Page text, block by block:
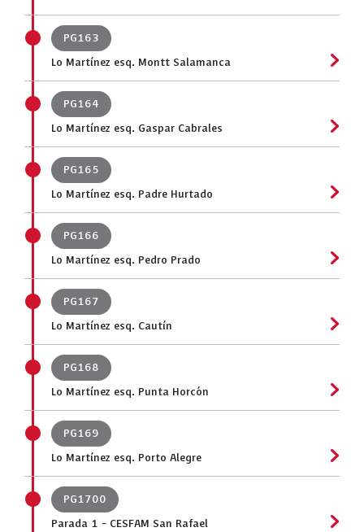
PG163
Lo Martínez esq. Montt Salamanca
PG164
Lo Martínez esq. Gaspar Cabrales
PG165
Lo Martínez esq. Padre Hurtado
PG166
Lo Martínez esq. Pedro Prado
PG167
Lo Martínez esq. Cautín
PG168
Lo Martínez esq. Punta Horcón
PG169
Lo Martínez esq. Porto Alegre
PG1700
Parada 1 - CESFAM San Rafael